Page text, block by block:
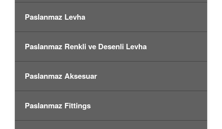
Paslanmaz Levha
Paslanmaz Renkli ve Desenli Levha
Paslanmaz Aksesuar
Paslanmaz Fittings